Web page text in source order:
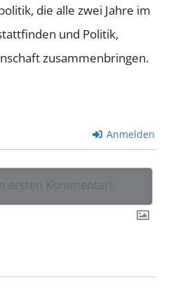
die alle zwei Jahre im
und Politik,
zusammenbringen.
Anmelden